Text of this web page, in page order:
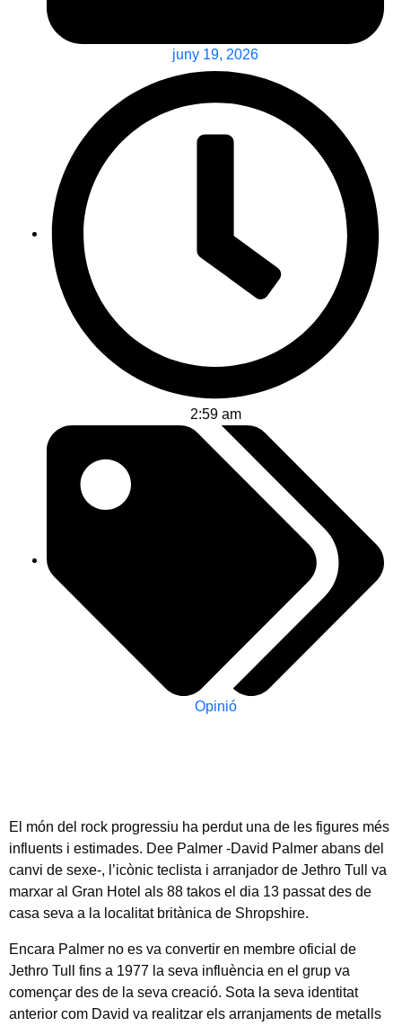
juny 19, 2026
2:59 am
Opinió
El món del rock progressiu ha perdut una de les figures més
influents i estimades. Dee Palmer -David Palmer abans del
canvi de sexe-, l’icònic teclista i arranjador de Jethro Tull va
marxar al Gran Hotel als 88 takos el dia 13 passat des de
casa seva a la localitat britànica de Shropshire.
Encara Palmer no es va convertir en membre oficial de
Jethro Tull fins a 1977 la seva influència en el grup va
començar des de la seva creació. Sota la seva identitat
anterior com David va realitzar els arranjaments de metalls